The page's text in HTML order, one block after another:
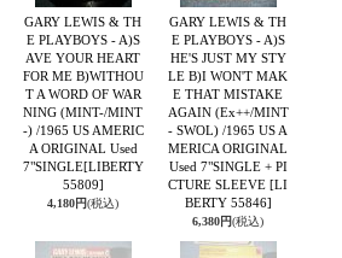
GARY LEWIS & TH
E PLAYBOYS - A)S
AVE YOUR HEART
FOR ME B)WITHOU
T A WORD OF WAR
NING (MINT-/MINT
-) /1965 US AMERIC
A ORIGINAL Used
7"SINGLE[LIBERTY
55809]
4,180円(税込)
GARY LEWIS & TH
E PLAYBOYS - A)S
HE'S JUST MY STY
LE B)I WON'T MAK
E THAT MISTAKE
AGAIN (Ex++/MINT
- SWOL) /1965 US A
MERICA ORIGINAL
Used 7"SINGLE + PI
CTURE SLEEVE [LI
BERTY 55846]
6,380円(税込)